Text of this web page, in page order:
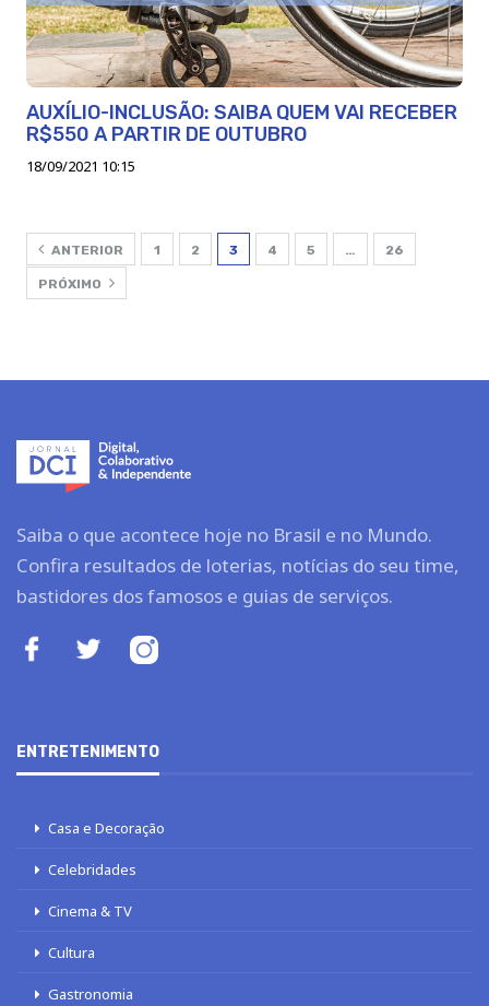
AUXÍLIO-INCLUSÃO: SAIBA QUEM VAI RECEBER
R$550 A PARTIR DE OUTUBRO
18/09/2021 10:15
ANTERIOR 1 2 3 4 5 … 26
PRÓXIMO
Saiba o que acontece hoje no Brasil e no Mundo.
Confira resultados de loterias, notícias do seu time,
bastidores dos famosos e guias de serviços.
ENTRETENIMENTO
Casa e Decoração
Celebridades
Cinema & TV
Cultura
Gastronomia